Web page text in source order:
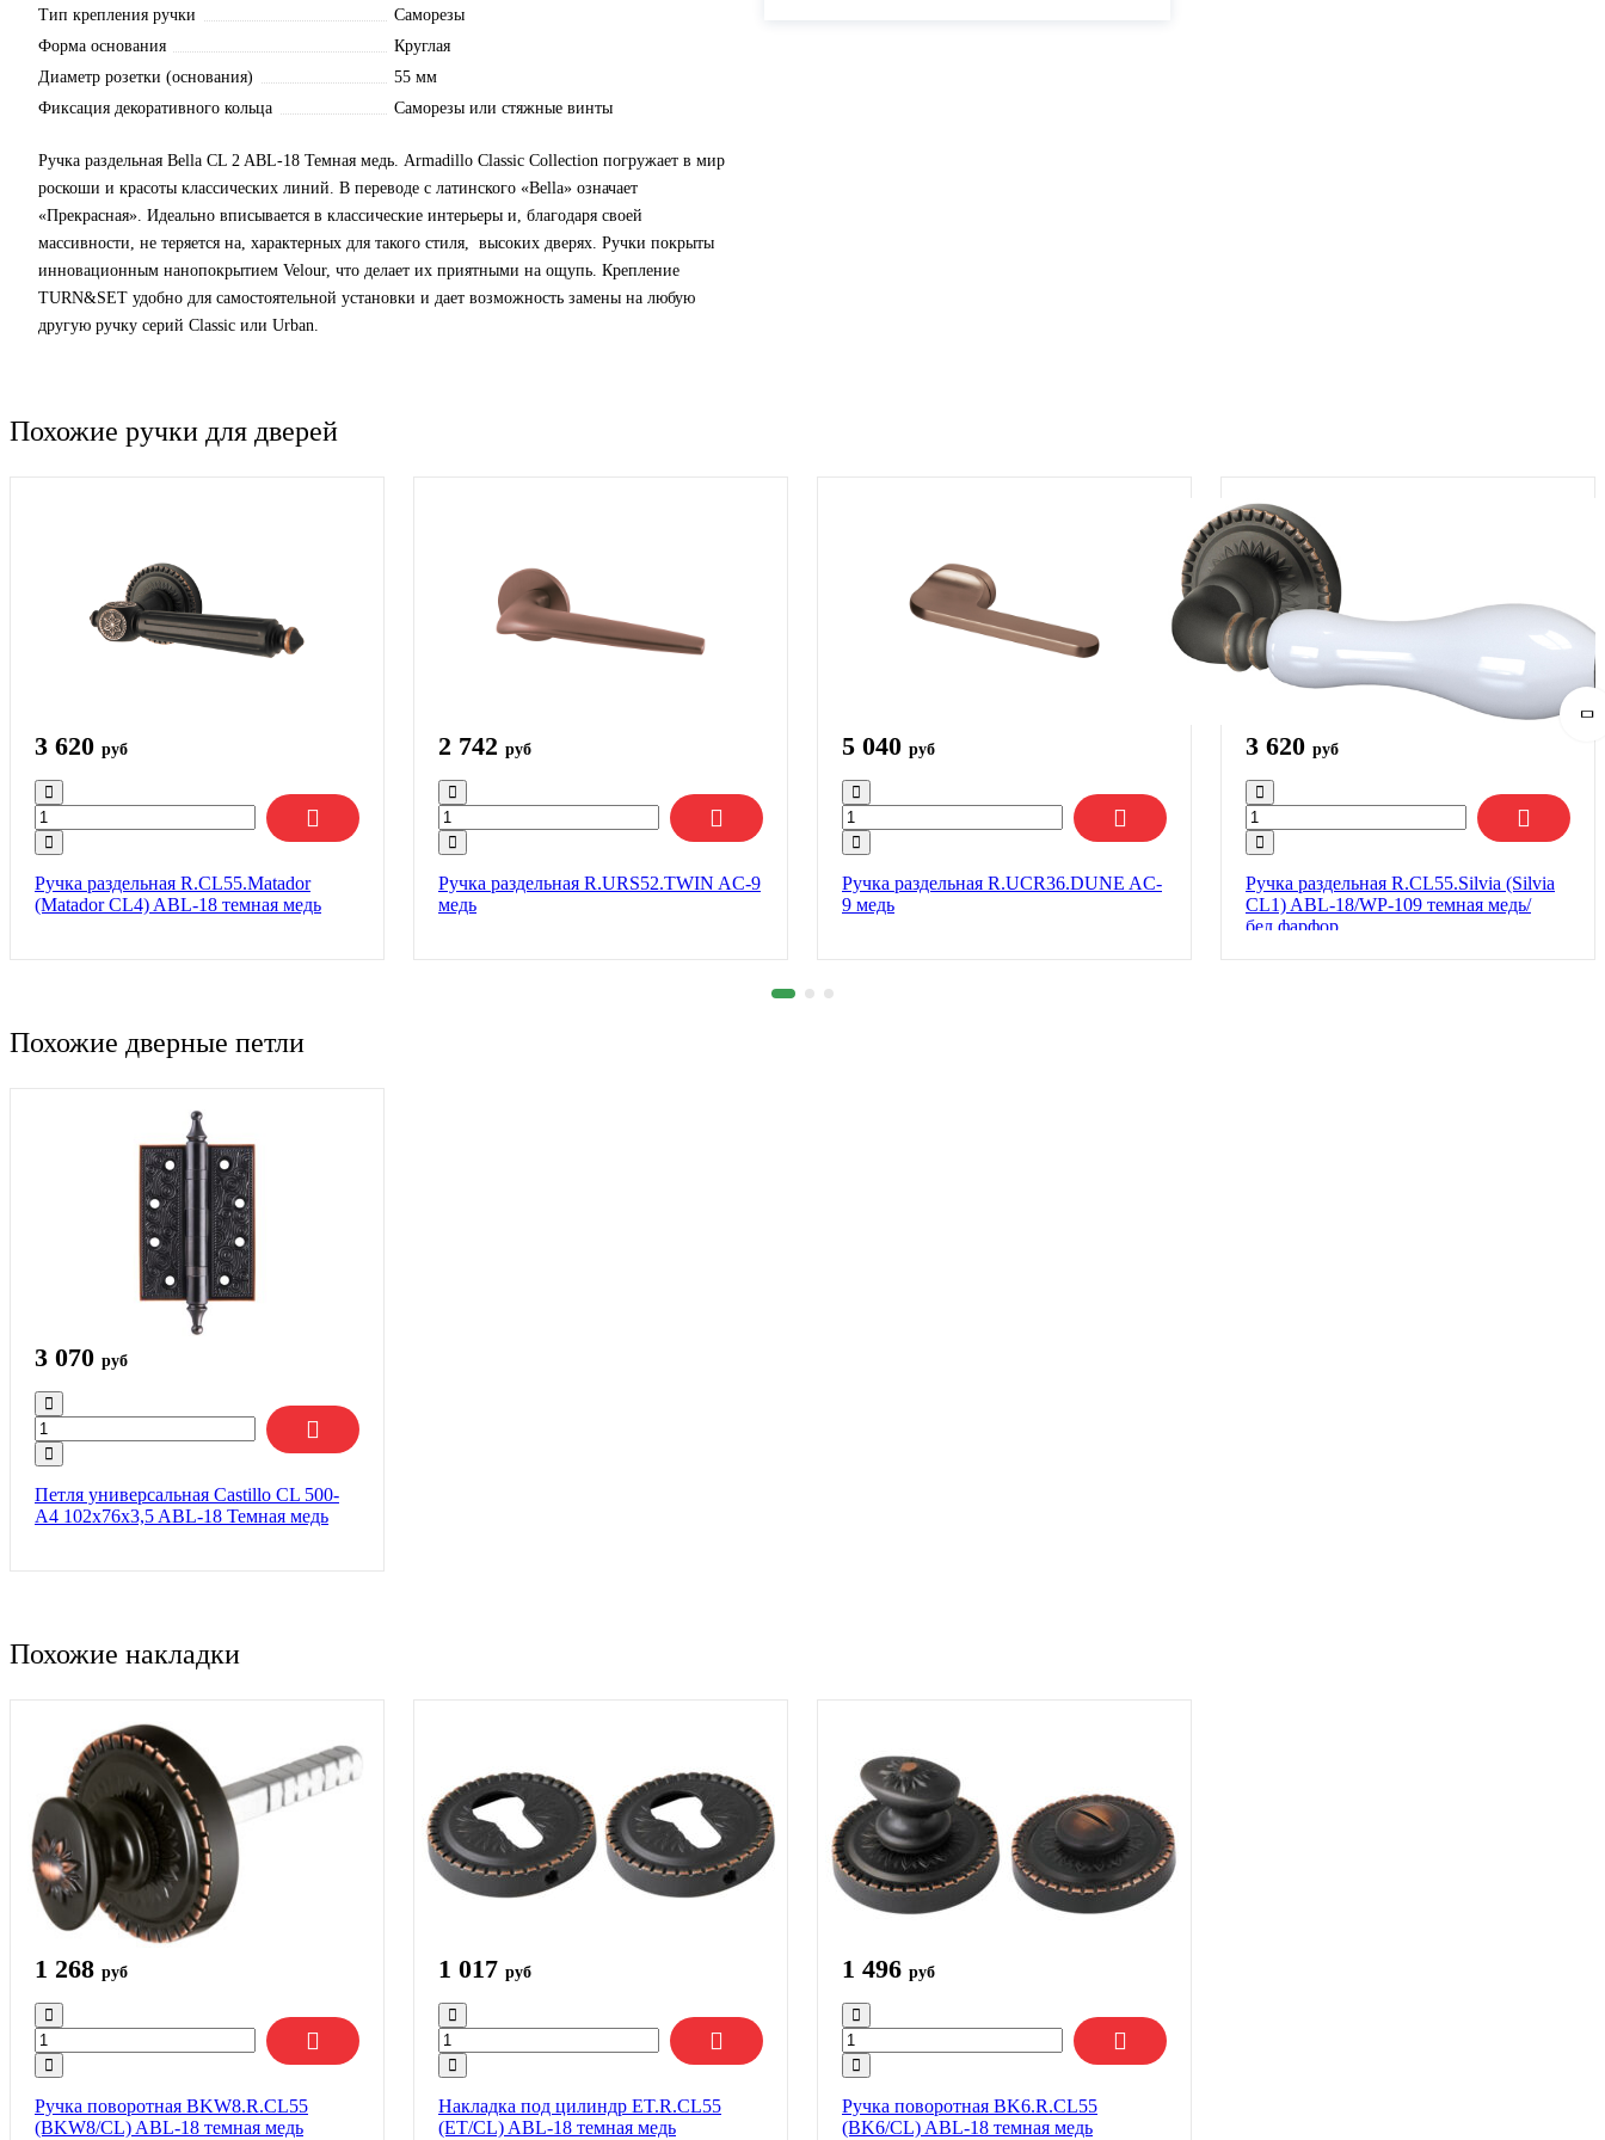
Тип крепления ручки
Саморезы
Форма основания
Круглая
Диаметр розетки (основания)
55 мм
Фиксация декоративного кольца
Саморезы или стяжные винты
Ручка раздельная Bella CL 2 ABL-18 Темная медь. Armadillo Classic Collection погружает в мир
роскоши и красоты классических линий. В переводе с латинского «Bella» означает
«Прекрасная». Идеально вписывается в классические интерьеры и, благодаря своей
массивности, не теряется на, характерных для такого стиля, высоких дверях. Ручки покрыты
инновационным нанопокрытием Velour, что делает их приятными на ощупь. Крепление
TURN&SET удобно для самостоятельной установки и дает возможность замены на любую
другую ручку серий Classic или Urban.
Похожие ручки для дверей
3 620 руб
Ручка раздельная R.CL55.Matador
(Matador CL4) ABL-18 темная медь
2 742 руб
Ручка раздельная R.URS52.TWIN AC-9
медь
5 040 руб
Ручка раздельная R.UCR36.DUNE AC-
9 медь
3 620 руб
Ручка раздельная R.CL55.Silvia (Silvia
CL1) ABL-18/WP-109 темная медь/
бел.фарфор
Похожие дверные петли
3 070 руб
Петля универсальная Castillo CL 500-
A4 102x76x3,5 ABL-18 Темная медь
Похожие накладки
1 268 руб
Ручка поворотная BKW8.R.CL55
(BKW8/CL) ABL-18 темная медь
1 017 руб
Накладка под цилиндр ET.R.CL55
(ET/CL) ABL-18 темная медь
1 496 руб
Ручка поворотная BK6.R.CL55
(BK6/CL) ABL-18 темная медь